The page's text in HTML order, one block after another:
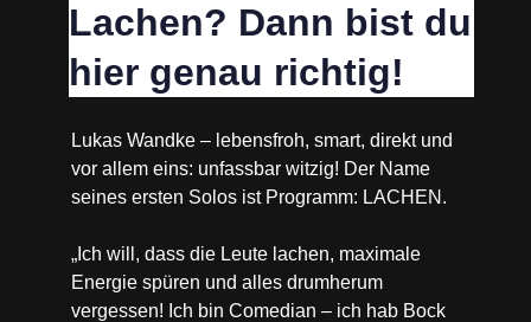
Lachen? Dann bist du
hier genau richtig!
Lukas Wandke – lebensfroh, smart, direkt und
vor allem eins: unfassbar witzig! Der Name
seines ersten Solos ist Programm: LACHEN.
„Ich will, dass die Leute lachen, maximale
Energie spüren und alles drumherum
vergessen! Ich bin Comedian – ich hab Bock